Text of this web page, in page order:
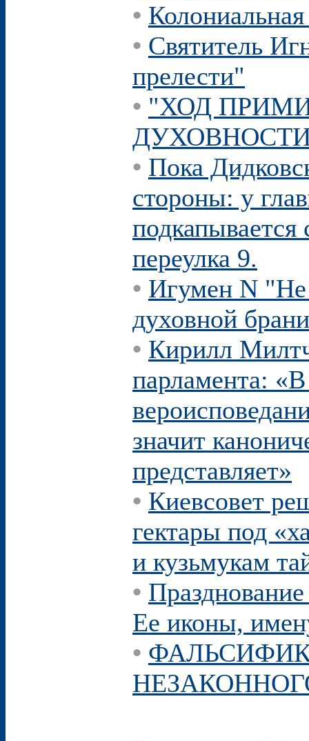
•
• Святитель
прелести"
• "ХОД
• Пока
стороны: у
подкапывается
переулка 9.
• Игумен N "Не
духовной
• Кирилл
парламента:
значит
представляет»
• Киевсовет
гектары под
и кузьмукам
•
Ее иконы,
•